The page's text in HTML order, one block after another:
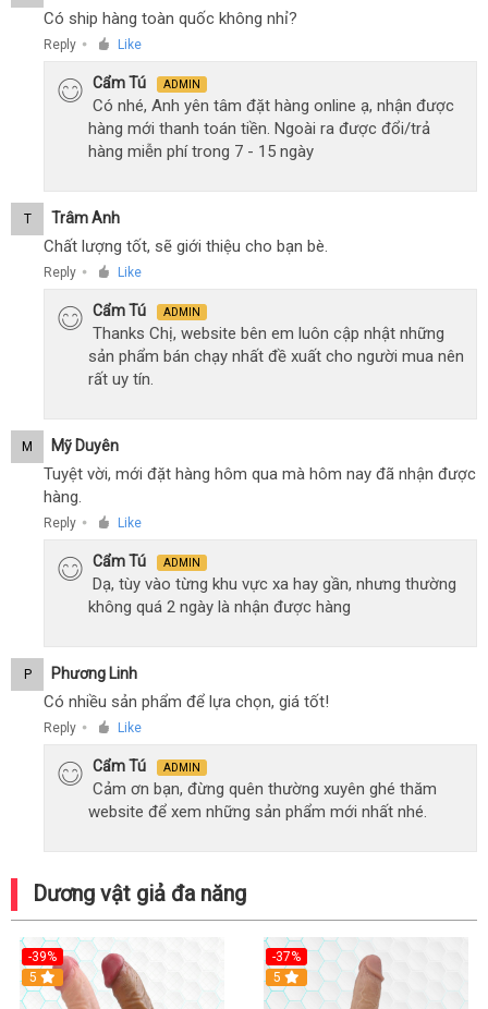
Có ship hàng toàn quốc không nhỉ?
Reply ● Like
Cẩm Tú ADMIN
Có nhé, Anh yên tâm đặt hàng online ạ, nhận được
hàng mới thanh toán tiền. Ngoài ra được đổi/trả
hàng miễn phí trong 7 - 15 ngày
T Trâm Anh
Chất lượng tốt, sẽ giới thiệu cho bạn bè.
Reply ● Like
Cẩm Tú ADMIN
Thanks Chị, website bên em luôn cập nhật những
sản phẩm bán chạy nhất đề xuất cho người mua nên
rất uy tín.
M Mỹ Duyên
Tuyệt vời, mới đặt hàng hôm qua mà hôm nay đã nhận được
hàng.
Reply ● Like
Cẩm Tú ADMIN
Dạ, tùy vào từng khu vực xa hay gần, nhưng thường
không quá 2 ngày là nhận được hàng
P Phương Linh
Có nhiều sản phẩm để lựa chọn, giá tốt!
Reply ● Like
Cẩm Tú ADMIN
Cảm ơn bạn, đừng quên thường xuyên ghé thăm
website để xem những sản phẩm mới nhất nhé.
Dương vật giả đa năng
-39%
Hot
5
-37%
5